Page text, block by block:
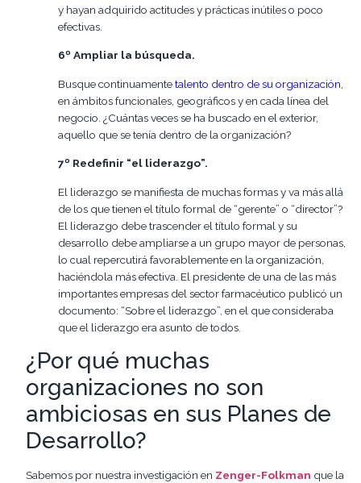
y hayan adquirido actitudes y prácticas inútiles o poco
efectivas.
6º Ampliar la búsqueda.
Busque continuamentetalento dentro de su organización
en ámbitos funcionales, geográficos y en cada línea del
negocio. ¿Cuántas veces se ha buscado en el exterior,
aquello que se tenía dentro de la organización?
7º Redefinir “el liderazgo”.
El liderazgo se manifiesta de muchas formas y va más allá
de los que tienen el título formal de “gerente” o “director”?
El liderazgo debe trascender el título formal y su
desarrollo debe ampliarse a un grupo mayor de personas,
lo cual repercutirá favorablemente en la organización,
haciéndola más efectiva. El presidente de una de las más
importantes empresas del sector farmacéutico publicó un
documento: “Sobre el liderazgo”, en el que consideraba
que el liderazgo era asunto de todos.
¿Por qué muchas
organizaciones no son
ambiciosas en sus Planes de
Desarrollo?
Sabemos por nuestra investigación en Zenger-Folkman que la